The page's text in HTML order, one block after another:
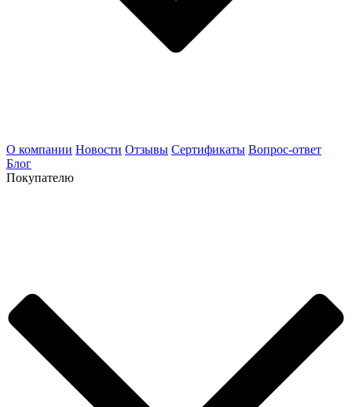
О компании Новости Отзывы Сертификаты Вопрос-ответ
Блог
Покупателю